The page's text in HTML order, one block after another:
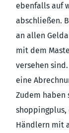
ebenfalls auf
abschließen.
an allen
mit dem
versehen
eine
Zudem haben
Händlern mit